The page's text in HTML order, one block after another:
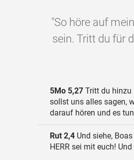
"So höre auf
sein. Tritt du für
5Mo 5,27 Tritt du hinzu
sollst uns alles sagen,
darauf hören und es
Rut 2,4 Und siehe,
HERR sei mit euch!